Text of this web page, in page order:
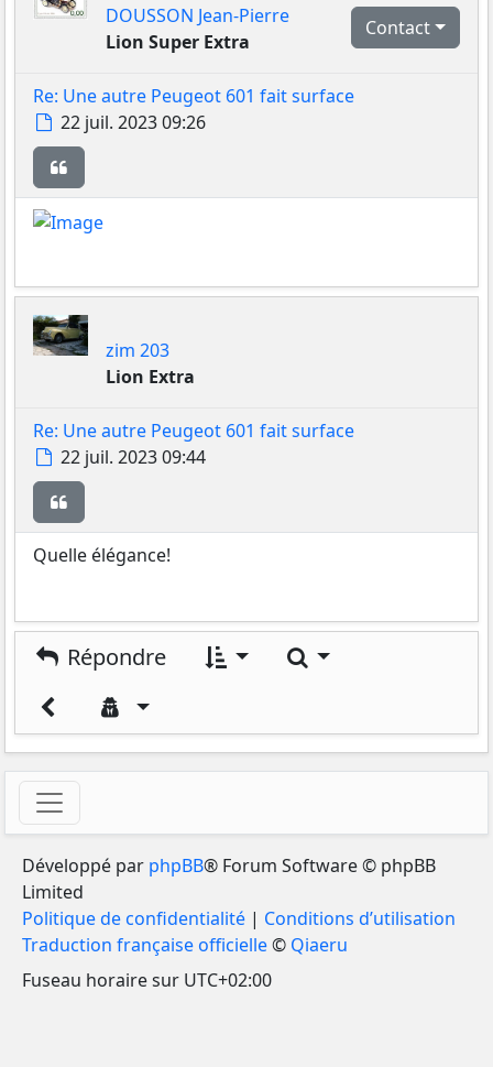
DOUSSON Jean-Pierre
Lion Super Extra
Contact
Re: Une autre Peugeot 601 fait surface
Message
22 juil. 2023 09:26
zim 203
Lion Extra
Re: Une autre Peugeot 601 fait surface
Message
22 juil. 2023 09:44
Quelle élégance!
Répondre Rechercher
Développé par phpBB® Forum Software © phpBB
Limited
Politique de confidentialité | Conditions d’utilisation
Traduction française officielle© Qiaeru
Fuseau horaire sur UTC+02:00